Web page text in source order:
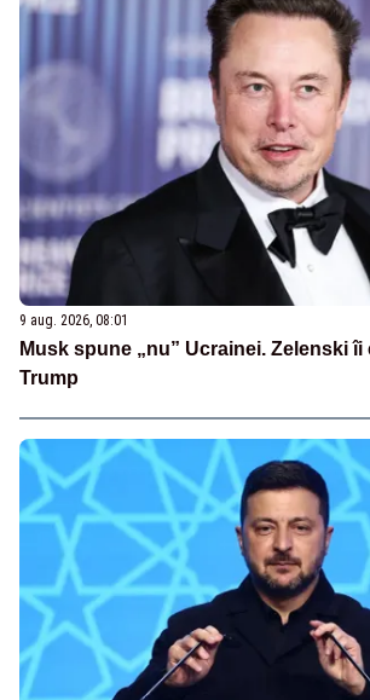
9 aug. 2026, 08:01
Musk spune „nu” Ucrainei. Zelenski
Trump